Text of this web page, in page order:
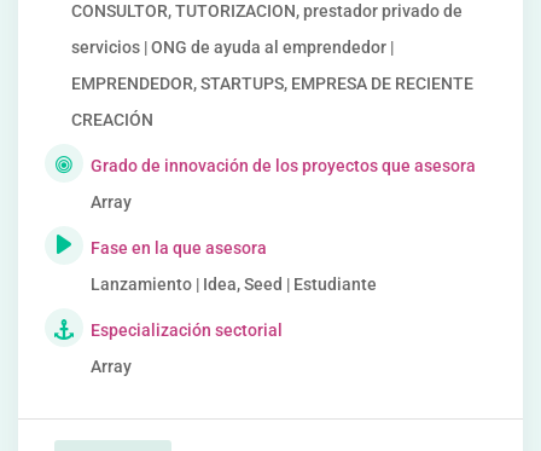
CONSULTOR, TUTORIZACION, prestador privado de
servicios | ONG de ayuda al emprendedor |
EMPRENDEDOR, STARTUPS, EMPRESA DE RECIENTE
CREACIÓN
Grado de innovación de los proyectos que asesora
Array
Fase en la que asesora
Lanzamiento | Idea, Seed | Estudiante
Especialización sectorial
Array